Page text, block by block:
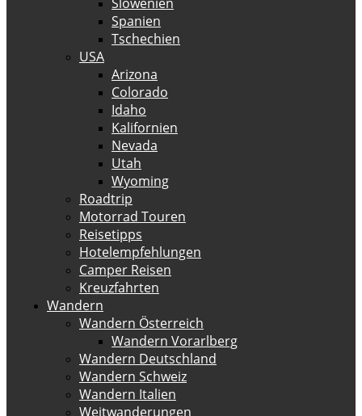
Spanien
Tschechien
USA
Arizona
Colorado
Idaho
Kalifornien
Nevada
Utah
Wyoming
Roadtrip
Motorrad Touren
Reisetipps
Hotelempfehlungen
Camper Reisen
Kreuzfahrten
Wandern
Wandern Österreich
Wandern Vorarlberg
Wandern Deutschland
Wandern Schweiz
Wandern Italien
Weitwanderungen